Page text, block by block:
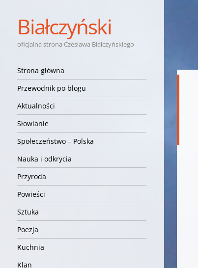
Białczyński
oficjalna strona Czesława Białczyńskiego
Nawigacja
Przejdź do treści
Strona główna
Przewodnik po blogu
Aktualności
Słowianie
Społeczeństwo – Polska
Nauka i odkrycia
Przyroda
Powieści
Sztuka
Poezja
Kuchnia
Klan